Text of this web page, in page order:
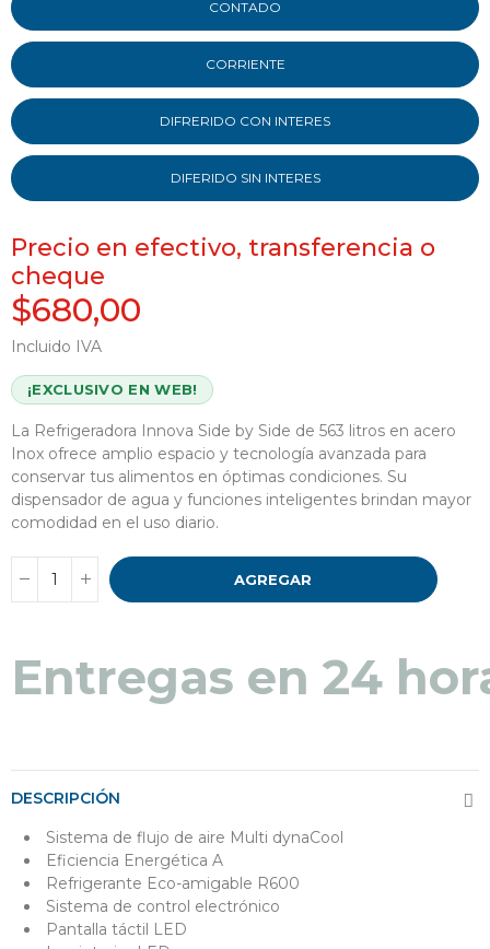
CONTADO
CORRIENTE
DIFRERIDO CON INTERES
DIFERIDO SIN INTERES
Precio en efectivo, transferencia o
cheque
$680,00
Incluido IVA
¡EXCLUSIVO EN WEB!
La Refrigeradora Innova Side by Side de 563 litros en acero
Inox ofrece amplio espacio y tecnología avanzada para
conservar tus alimentos en óptimas condiciones. Su
dispensador de agua y funciones inteligentes brindan mayor
comodidad en el uso diario.
AGREGAR
Entregas en 24
DESCRIPCIÓN
Sistema de flujo de aire Multi dynaCool
Eficiencia Energética A
Refrigerante Eco-amigable R600
Sistema de control electrónico
Pantalla táctil LED